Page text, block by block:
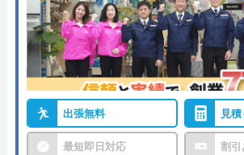
出張無料 見
最短即日対応 割引